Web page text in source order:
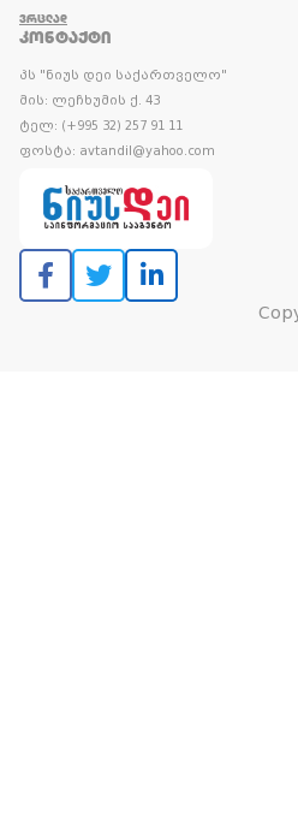
ᲕᲠᲪᲚᲐᲓ
ᲙᲝᲜᲢᲐᲥᲢᲘ
პს "ნიუს დეი საქართველო"
მის: ლეჩხუმის ქ. 43
ტელ: (+995 32) 257 91 11
ფოსტა: avtandil@yahoo.com